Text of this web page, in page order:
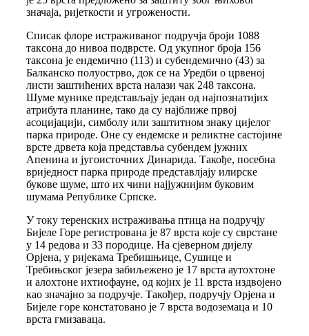
значаја, ријеткости и угрожености.
Списак флоре истраживаног подручја броји 1088
таксона до нивоа подврсте. Од укупног броја 156
таксона је ендемично (113) и субендемично (43) за
Балканско полуострво, док се на Уредби о црвеној
листи заштићених врста налази чак 248 таксона.
Шуме мунике представљају један од најпознатијих
атрибута планине, тако да су најближе првој
асоцијацији, симболу или заштитном знаку цијелог
парка природе. Оне су ендемске и реликтне састојине
врсте дрвета која представља субендем јужних
Апенина и југоисточних Динарида. Такође, посебна
вриједност парка природе представлјају илирске
букове шуме, што их чини најјужнијим буковим
шумама Републике Српске.
У току теренских истраживања птица на подручју
Бијеле Горе регистрована је 87 врста које су сврстане
у 14 редова и 33 породице. На сјеверном дијелу
Орјена, у ријекама Требишњице, Сушице и
Требињског језера забиљежено је 17 врста аутохтоне
и алохтоне ихтиофауне, од којих је 11 врста издвојено
као значајно за подручје. Такођер, подручју Орјена и
Бијеле горе констатовано је 7 врста водоземаца и 10
врста гмизаваца.